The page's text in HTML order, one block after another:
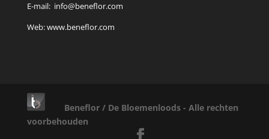
E-mail: info@beneflor.com
Web:www.beneflor.com
Beneflor / De Bloemenloods - Alle rechten
voorbehouden